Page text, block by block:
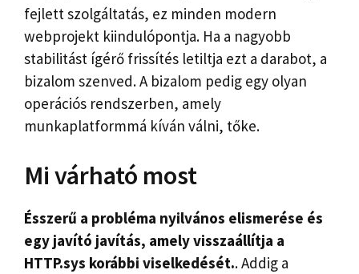
fejlett szolgáltatás, ez minden modern
webprojekt kiindulópontja. Ha a nagyobb
stabilitást ígérő frissítés letiltja ezt a darabot, a
bizalom szenved. A bizalom pedig egy olyan
operációs rendszerben, amely
munkaplatformmá kíván válni, tőke.
Mi várható most
Ésszerű a probléma nyilvános elismerése és
egy javító javítás, amely visszaállítja a
HTTP.sys korábbi viselkedését.. Addig a